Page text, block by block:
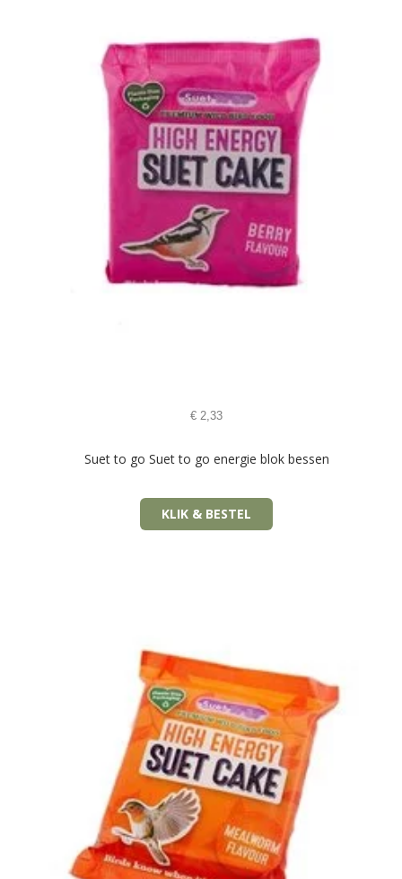
€ 2,33
Suet to go Suet to go energie blok bessen
KLIK & BESTEL